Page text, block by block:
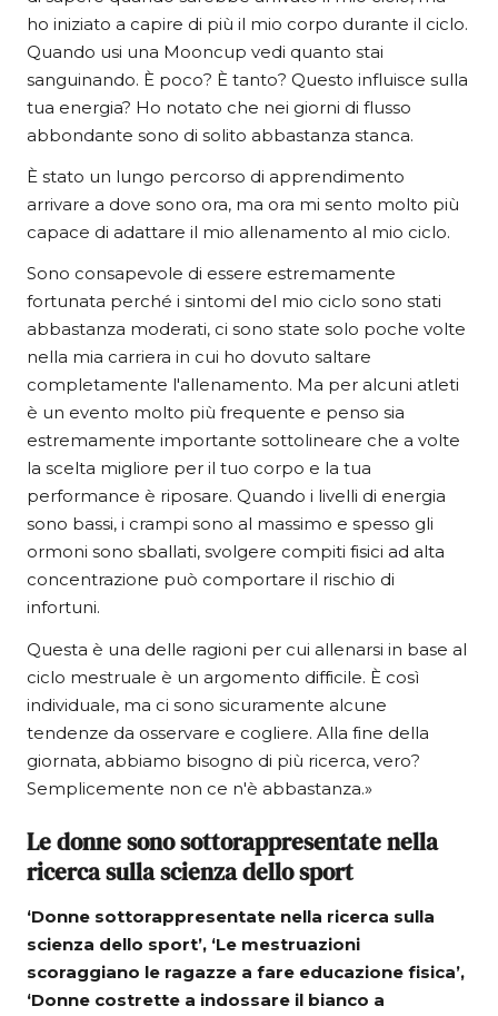
ho iniziato a capire di più il mio corpo durante il ciclo.
Quando usi una Mooncup vedi quanto stai
sanguinando. È poco? È tanto? Questo influisce sulla
tua energia? Ho notato che nei giorni di flusso
abbondante sono di solito abbastanza stanca.
È stato un lungo percorso di apprendimento
arrivare a dove sono ora, ma ora mi sento molto più
capace di adattare il mio allenamento al mio ciclo.
Sono consapevole di essere estremamente
fortunata perché i sintomi del mio ciclo sono stati
abbastanza moderati, ci sono state solo poche volte
nella mia carriera in cui ho dovuto saltare
completamente l'allenamento. Ma per alcuni atleti
è un evento molto più frequente e penso sia
estremamente importante sottolineare che a volte
la scelta migliore per il tuo corpo e la tua
performance è riposare. Quando i livelli di energia
sono bassi, i crampi sono al massimo e spesso gli
ormoni sono sballati, svolgere compiti fisici ad alta
concentrazione può comportare il rischio di
infortuni.
Questa è una delle ragioni per cui allenarsi in base al
ciclo mestruale è un argomento difficile. È così
individuale, ma ci sono sicuramente alcune
tendenze da osservare e cogliere. Alla fine della
giornata, abbiamo bisogno di più ricerca, vero?
Semplicemente non ce n'è abbastanza.»
Le donne sono sottorappresentate nella
ricerca sulla scienza dello sport
‘Donne sottorappresentate nella ricerca sulla
scienza dello sport’, ‘Le mestruazioni
scoraggiano le ragazze a fare educazione fisica’,
‘Donne costrette a indossare il bianco a